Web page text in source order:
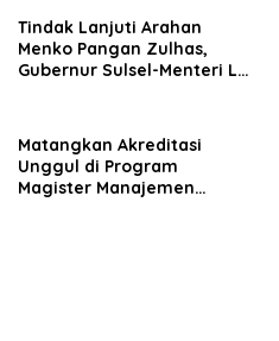
Pelayanan Publik Berbasis
Data
Tindak Lanjuti Arahan
Menko Pangan Zulhas,
Gubernur Sulsel-Menteri LH
Matangkan Akreditasi
Unggul di Program
Magister Manajemen